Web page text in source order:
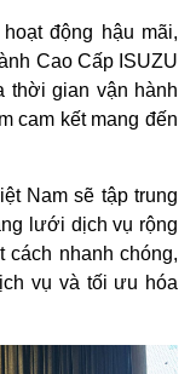
động hậu mãi,
Cao Cấp ISUZU
thời gian vận hành
cam kết mang đến
Nam sẽ tập trung
lưới dịch vụ rộng
cách nhanh chóng,
vụ và tối ưu hóa